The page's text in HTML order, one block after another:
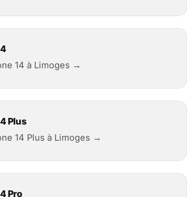
14 à Limoges →
Plus
14 Plus à Limoges →
Pro